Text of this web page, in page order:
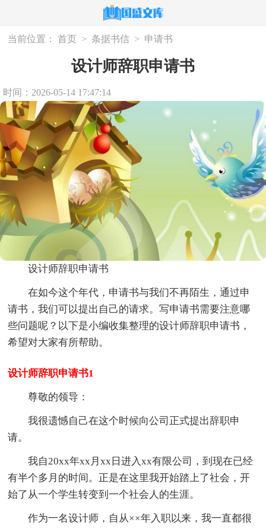
当前位置： 首页 > 条据书信 > 申请书
设计师辞职申请书
时间：2026-05-14 17:47:14
设计师辞职申请书
在如今这个年代，申请书与我们不再陌生，通过申
请书，我们可以提出自己的请求。写申请书需要注意哪
些问题呢？以下是小编收集整理的设计师辞职申请书，
希望对大家有所帮助。
设计师辞职申请书1
尊敬的领导：
我很遗憾自己在这个时候向公司正式提出辞职申
请。
我自20xx年xx月xx日进入xx有限公司，到现在已经
有半个多月的时间。正是在这里我开始踏上了社会，开
始了从一个学生转变到一个社会人的生涯。
作为一名设计师，自从××年入职以来，我一直都很